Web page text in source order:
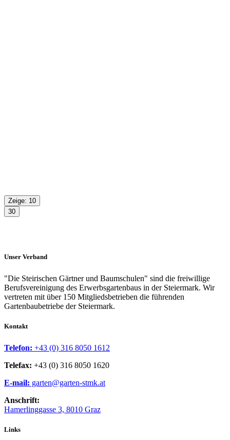
Zeige: 10
30
Unser Verband
"Die Steirischen Gärtner und Baumschulen" sind die freiwillige
Berufsvereinigung des Erwerbsgartenbaus in der Steiermark. Wir
vertreten mit über 150 Mitgliedsbetrieben die führenden
Gartenbaubetriebe der Steiermark.
Kontakt
Telefon: +43 (0) 316 8050 1612
Telefax: +43 (0) 316 8050 1620
E-mail: garten@garten-stmk.at
Anschrift:
Hamerlinggasse 3, 8010 Graz
Links